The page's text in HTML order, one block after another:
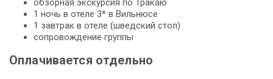
1 ночь в отеле 3* в Вильнюсе
1 завтрак в отеле (шведский стол)
сопровождение группы
Оплачивается отдельно